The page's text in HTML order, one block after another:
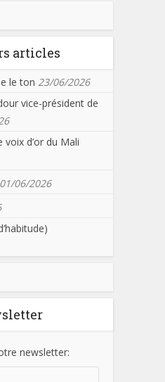
articles
le ton 23/06/2026
vice-président de
d’or du Mali
01/06/2026
newsletter: